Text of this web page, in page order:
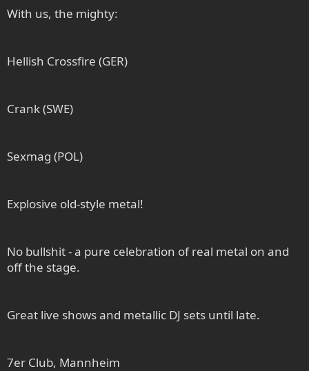
With us, the mighty:
Hellish Crossfire (GER)
Crank (SWE)
Sexmag (POL)
Explosive old-style metal!
No bullshit - a pure celebration of real metal on and
off the stage.
Great live shows and metallic DJ sets until late.
7er Club, Mannheim